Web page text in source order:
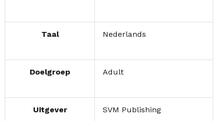
Taal Nederlands
Doelgroep Adult
Uitgever SVM Publishing